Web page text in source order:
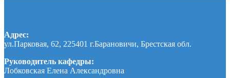
Адрес:
ул.Парковая, 62, 225401 г.Барановичи, Брестская обл.
Руководитель кафедры:
Лобковская Елена Александровна